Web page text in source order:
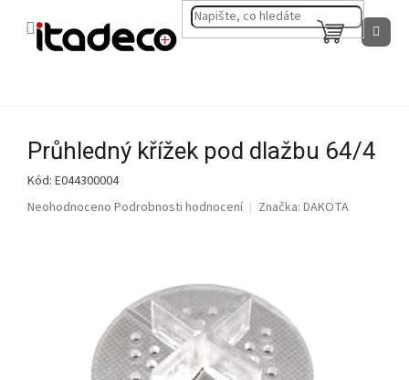
NÁKUPNÍ
KOŠÍK
Průhledný křížek pod dlažbu 64/4
Kód: E044300004
Průměrné
Neohodnoceno Podrobnosti hodnocení Značka: DAKOTA